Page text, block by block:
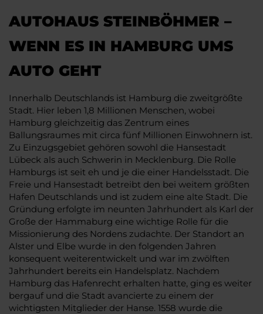
AUTOHAUS STEINBÖHMER –
WENN ES IN HAMBURG UMS
AUTO GEHT
Innerhalb Deutschlands ist Hamburg die zweitgrößte
Stadt. Hier leben 1,8 Millionen Menschen, wobei
Hamburg gleichzeitig das Zentrum eines
Ballungsraumes mit circa fünf Millionen Einwohnern ist.
Zu Einzugsgebiet gehören sowohl die Hansestadt
Lübeck als auch Schwerin in Mecklenburg. Die Rolle
Hamburgs ist seit eh und je die einer Handelsstadt. Die
Freie und Hansestadt betreibt den bei weitem größten
Hafen Deutschlands und ist zudem eine alte Stadt. Die
Gründung erfolgte im neunten Jahrhundert als Karl der
Große der Hammaburg eine wichtige Rolle für die
Missionierung des Nordens zudachte. Der Standort an
Alster und Elbe wurde in den folgenden Jahren
konsequent weiterentwickelt und war im zwölften
Jahrhundert bereits ein Handelsplatz. Nachdem
Hamburg das Hafenrecht erhalten hatte, ging es weiter
bergauf und die Stadt avancierte zu einem der
wichtigsten Mitglieder der Hanse. 1558 wurde die